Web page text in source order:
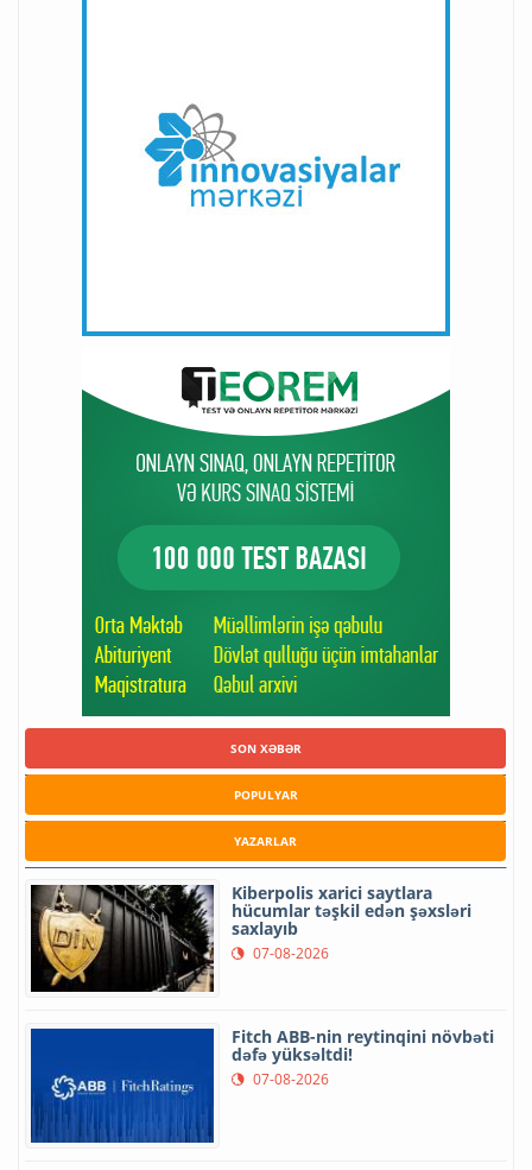
SON XƏBƏR
POPULYAR
YAZARLAR
Kiberpolis xarici saytlara
hücumlar təşkil edən şəxsləri
saxlayıb
07-08-2026
Fitch ABB-nin reytinqini növbəti
dəfə yüksəltdi!
07-08-2026